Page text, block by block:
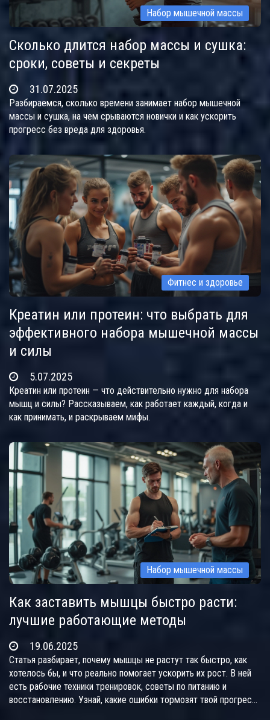
Набор мышечной массы
Сколько длится набор массы и сушка:
сроки, советы и секреты
31.07.2025
Разбираемся, сколько времени занимает набор мышечной
массы и сушка, на чем срываются новички и как ускорить
прогресс без вреда для здоровья.
Фитнес и здоровье
Креатин или протеин: что выбрать для
эффективного набора мышечной массы
и силы
5.07.2025
Креатин или протеин — что действительно нужно для набора
мышц и силы? Рассказываем, как работает каждый, когда и
как принимать, и раскрываем мифы.
Набор мышечной массы
Как заставить мышцы быстро расти:
лучшие работающие методы
19.06.2025
Статья разбирает, почему мышцы не растут так быстро, как
хотелось бы, и что реально помогает ускорить их рост. В ней
есть рабочие техники тренировок, советы по питанию и
восстановлению. Узнай, какие ошибки тормозят твой прогресс